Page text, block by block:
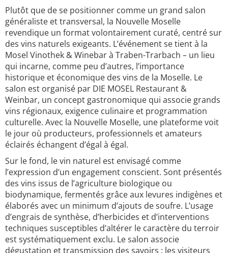
Plutôt que de se positionner comme un grand salon
généraliste et transversal, la Nouvelle Moselle
revendique un format volontairement curaté, centré sur
des vins naturels exigeants. L’événement se tient à la
Mosel Vinothek & Winebar à Traben-Trarbach – un lieu
qui incarne, comme peu d’autres, l’importance
historique et économique des vins de la Moselle. Le
salon est organisé par DIE MOSEL Restaurant &
Weinbar, un concept gastronomique qui associe grands
vins régionaux, exigence culinaire et programmation
culturelle. Avec la Nouvelle Moselle, une plateforme voit
le jour où producteurs, professionnels et amateurs
éclairés échangent d’égal à égal.
Sur le fond, le vin naturel est envisagé comme
l’expression d’un engagement conscient. Sont présentés
des vins issus de l’agriculture biologique ou
biodynamique, fermentés grâce aux levures indigènes et
élaborés avec un minimum d’ajouts de soufre. L’usage
d’engrais de synthèse, d’herbicides et d’interventions
techniques susceptibles d’altérer le caractère du terroir
est systématiquement exclu. Le salon associe
dégustation et transmission des savoirs : les visiteurs